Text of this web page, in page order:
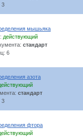
3
мышьяка
действующий
стандарт
6
азота
стандарт
3
фтора